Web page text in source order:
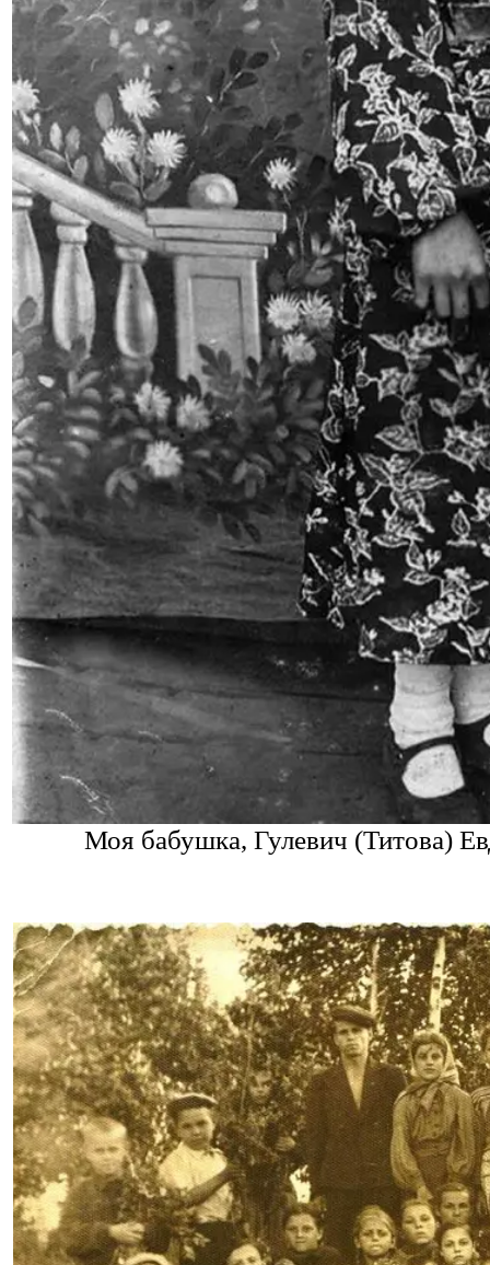
Моя бабушка, Гулевич (Титова)